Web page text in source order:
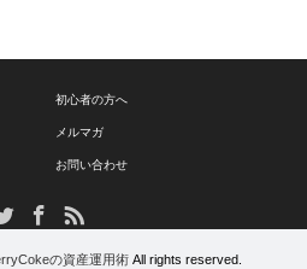
初心者の方へ
メルマガ
お問い合わせ
TwitterFacebook
の資産運用術All rights reserved.